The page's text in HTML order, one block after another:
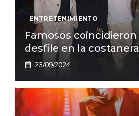
ENTRETENIMIENTO
Famosos coincidieron
desfile en la
23/09/2024